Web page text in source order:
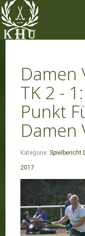
Damen
TK 2 -
Punkt
Damen
Kategorie:Spielbericht
2017